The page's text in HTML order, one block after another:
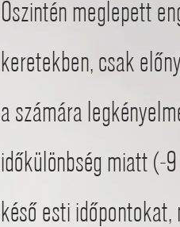
Őszintén meglepett
keretekben, csak
a számára
időkülönbség miatt (-
késő esti időpontokat,